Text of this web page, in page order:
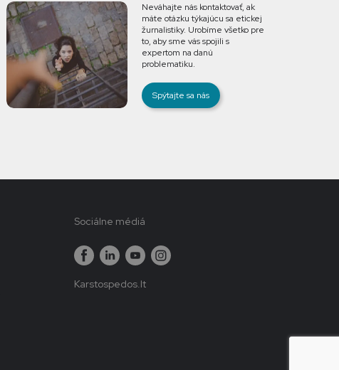
Neváhajte nás kontaktovať, ak
máte otázku týkajúcu sa etickej
žurnalistiky. Urobíme všetko pre
to, aby sme vás spojili s
expertom na danú
problematiku.
Spýtajte sa nás
Sociálne médiá
Karstospedos.lt